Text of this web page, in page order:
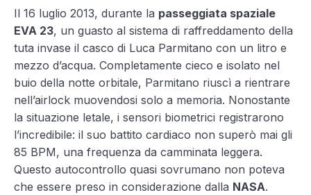
Il 16 luglio 2013, durante la passeggiata spaziale
EVA 23, un guasto al sistema di raffreddamento della
tuta invase il casco di Luca Parmitano con un litro e
mezzo d’acqua. Completamente cieco e isolato nel
buio della notte orbitale, Parmitano riuscì a rientrare
nell’airlock muovendosi solo a memoria. Nonostante
la situazione letale, i sensori biometrici registrarono
l’incredibile: il suo battito cardiaco non superò mai gli
85 BPM, una frequenza da camminata leggera.
Questo autocontrollo quasi sovrumano non poteva
che essere preso in considerazione dalla NASA.